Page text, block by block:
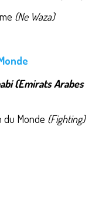
(Ne Waza)
(Emirats Arabes
du Monde (Fighting)